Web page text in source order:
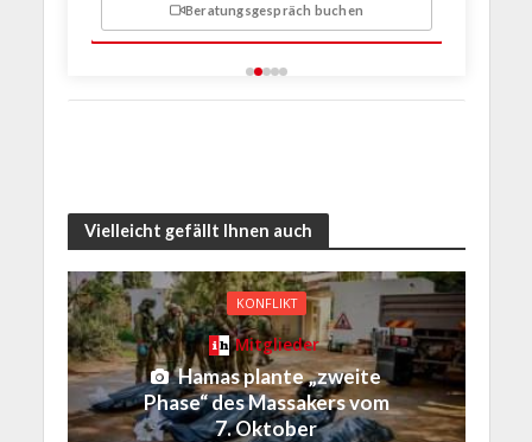
Beratungsgespräch buchen
Vielleicht gefällt Ihnen auch
KONFLIKT
Mitglieder
Hamas plante „zweite
Phase“ des Massakers vom
7. Oktober